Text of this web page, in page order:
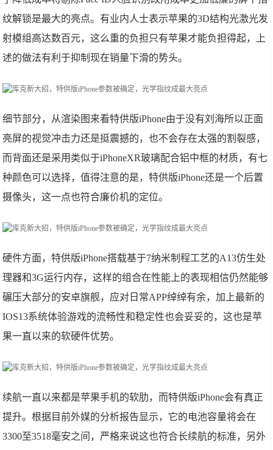
纹解锁是最大的亮点。有业内人士表示苹果的3D结构光激光发
射模组高达数百元，这么重的负担只有苹果才能负担得起，上
述的做法有利于抑制现在销量下滑的势头。
细节部分，从渲染图来看特供版iPhone由于没有刘海所以正面
亮屏的视觉冲击力还是挺震撼的，也不会存在太强的割裂感，
而背面还是采用类似于iPhoneXR玻璃配合铝中框的材质，有七
种颜色可以选择，值得注意的是，特供版iPhone还是一个后置
摄像头，这一点也符合廉价机的定位。
硬件方面，特供版iPhone搭载基于7纳米制程工艺的A13仿生处
理器和3G运行内存，这样的组合在性能上的表现相信仍然能够
碾压大部分的安卓旗舰，应对日常APP绰绰有余，加上最新的
IOS13系统体验游戏的流畅性和稳定性也会妥妥的，这也是苹
果一直以来的软硬件优势。
续航一直以来都是苹果手机的软肋，而特供版iPhone会有真正
提升。根据目前外媒的分析报告显示，它的电池容量将会在
3300至3518毫安之间，严格来说这也符合长续航的标准，另外